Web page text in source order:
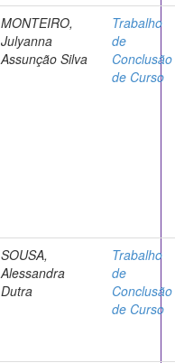
MONTEIRO,
Julyanna
Assunção Silva
Trabalho
de
Conclusão
de Curso
SOUSA,
Alessandra
Dutra
Trabalho
de
Conclusão
de Curso